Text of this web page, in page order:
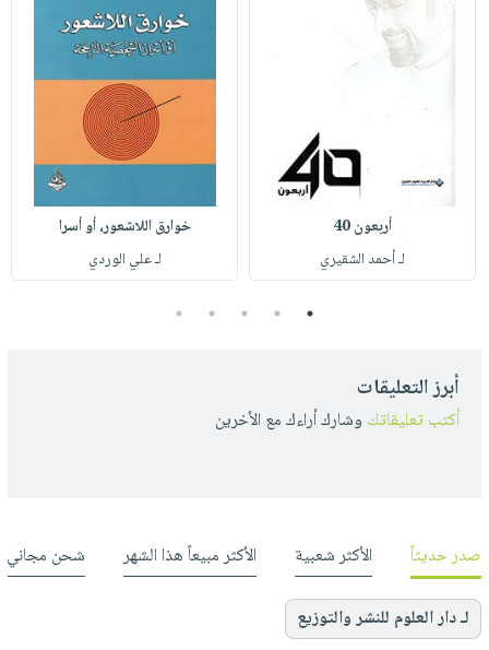
أربعون 40
لـ أحمد الشقيري
خوارق اللاشعور، أو أسرا
لـ علي الوردي
1
2
3
4
5
أبرز التعليقات
أكتب تعليقاتك وشارك أراءك مع الأخرين
صدر حديثاً الأكثر شعبية الأكثر مبيعاً هذا الشهر شحن مجاني
لـ دار العلوم للنشر والتوزيع